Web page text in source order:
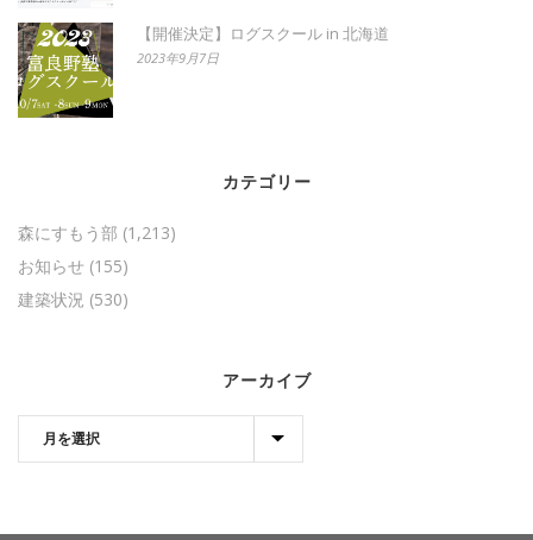
【開催決定】ログスクール in 北海道
2023年9月7日
カテゴリー
森にすもう部 (1,213)
お知らせ (155)
建築状況 (530)
アーカイブ